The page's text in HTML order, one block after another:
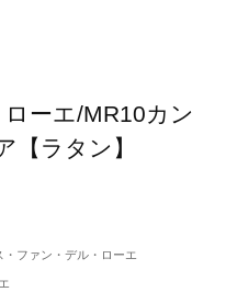
ーエ/MR10カン
【ラタン】
・ファン・デル・ローエ